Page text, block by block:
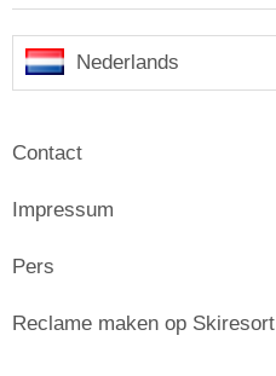
Nederlands
Contact
Impressum
Pers
Reclame maken op Skiresort